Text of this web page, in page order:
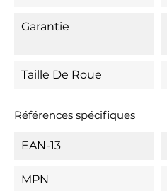
Garantie
Taille De Roue
Références spécifiques
EAN-13
MPN